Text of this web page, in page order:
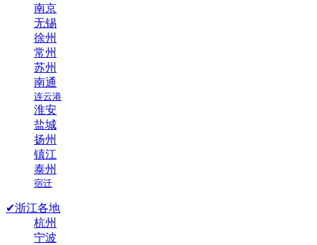
南京
无锡
徐州
常州
苏州
南通
连云港
淮安
盐城
扬州
镇江
泰州
宿迁
✔浙江各地
杭州
宁波